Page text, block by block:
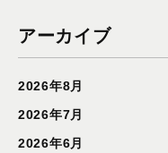
アーカイブ
2026年8月
2026年7月
2026年6月